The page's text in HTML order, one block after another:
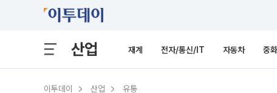
산업 재계 전자/통신/IT 자동차 중
이투데이 산업 유통